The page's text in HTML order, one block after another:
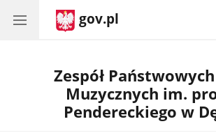
gov.pl
Zespół Państwowych
Muzycznych im.
Pendereckiego w